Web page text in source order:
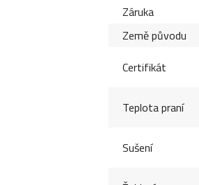
Záruka
Země původu
Certifikát
Teplota praní
Sušení